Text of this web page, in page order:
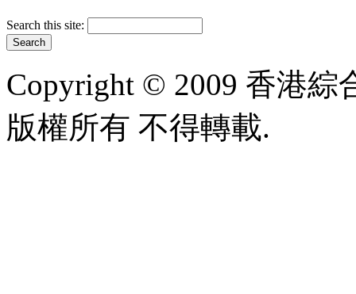
Search this site:
Copyright © 2009 香港綜
版權所有 不得轉載.